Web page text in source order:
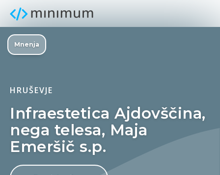
Mnenja
HRUŠEVJE
Infraestetica Ajdovščina,
nega telesa, Maja
Emeršič s.p.